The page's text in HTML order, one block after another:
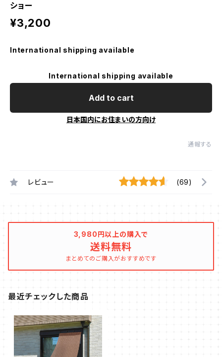
ショー
¥3,200
International shipping available
International shipping available
Add to cart
日本国内にお住まいの方向け
通報する
レビュー (69)
3,980円以上の購入で
送料無料
まとめてのご購入がおすすめです
最近チェックした商品